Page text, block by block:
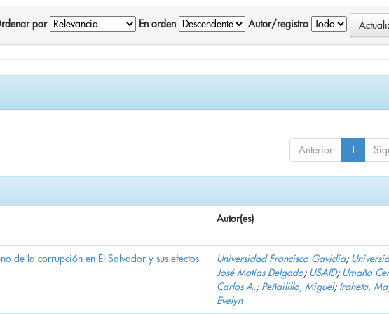
por En orden Autor/registro
Anterior 1
Autor(es)
de la corrupción en El Salvador y sus efectos
Universidad Francisco Gavidia;
José Matías Delgado; USAID; Umaña
Carlos A.; Peñailillo, Miguel; Iraheta,
Evelyn